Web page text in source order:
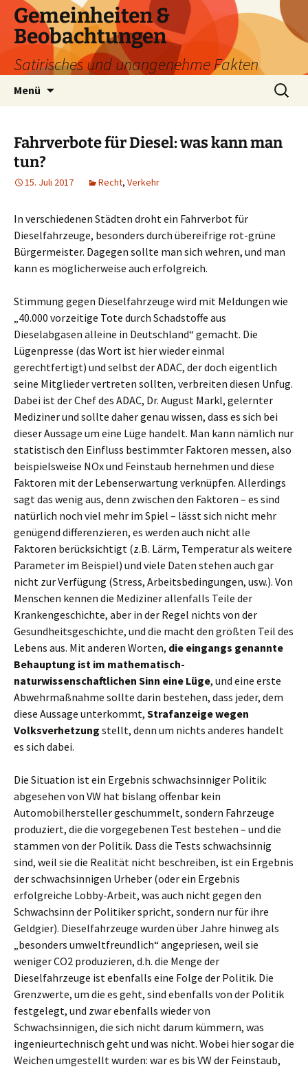
Zum
Inhalt
springen
Gemeinheiten &
Beobachtungen
Satirisches und unangenehme Fakten
Menü
Suchen
nach:
Fahrverbote für Diesel: was kann man
tun?
15. Juli 2017 Recht, Verkehr
In verschiedenen Städten droht ein Fahrverbot für
Dieselfahrzeuge, besonders durch übereifrige rot-grüne
Bürgermeister. Dagegen sollte man sich wehren, und man
kann es möglicherweise auch erfolgreich.
Stimmung gegen Dieselfahrzeuge wird mit Meldungen wie
„40.000 vorzeitige Tote durch Schadstoffe aus
Dieselabgasen alleine in Deutschland“ gemacht. Die
Lügenpresse (das Wort ist hier wieder einmal
gerechtfertigt) und selbst der ADAC, der doch eigentlich
seine Mitglieder vertreten sollten, verbreiten diesen Unfug.
Dabei ist der Chef des ADAC, Dr. August Markl, gelernter
Mediziner und sollte daher genau wissen, dass es sich bei
dieser Aussage um eine Lüge handelt. Man kann nämlich nur
statistisch den Einfluss bestimmter Faktoren messen, also
beispielsweise NOx und Feinstaub hernehmen und diese
Faktoren mit der Lebenserwartung verknüpfen. Allerdings
sagt das wenig aus, denn zwischen den Faktoren – es sind
natürlich noch viel mehr im Spiel – lässt sich nicht mehr
genügend differenzieren, es werden auch nicht alle
Faktoren berücksichtigt (z.B. Lärm, Temperatur als weitere
Parameter im Beispiel) und viele Daten stehen auch gar
nicht zur Verfügung (Stress, Arbeitsbedingungen, usw.). Von
Menschen kennen die Mediziner allenfalls Teile der
Krankengeschichte, aber in der Regel nichts von der
Gesundheitsgeschichte, und die macht den größten Teil des
Lebens aus. Mit anderen Worten, die eingangs genannte
Behauptung ist im mathematisch-
naturwissenschaftlichen Sinn eine Lüge, und eine erste
Abwehrmaßnahme sollte darin bestehen, dass jeder, dem
diese Aussage unterkommt, Strafanzeige wegen
Volksverhetzung stellt, denn um nichts anderes handelt
es sich dabei.
Die Situation ist ein Ergebnis schwachsinniger Politik:
abgesehen von VW hat bislang offenbar kein
Automobilhersteller geschummelt, sondern Fahrzeuge
produziert, die die vorgegebenen Test bestehen – und die
stammen von der Politik. Dass die Tests schwachsinnig
sind, weil sie die Realität nicht beschreiben, ist ein Ergebnis
der schwachsinnigen Urheber (oder ein Ergebnis
erfolgreiche Lobby-Arbeit, was auch nicht gegen den
Schwachsinn der Politiker spricht, sondern nur für ihre
Geldgier). Dieselfahrzeuge wurden über Jahre hinweg als
„besonders umweltfreundlich“ angepriesen, weil sie
weniger CO2 produzieren, d.h. die Menge der
Dieselfahrzeuge ist ebenfalls eine Folge der Politik. Die
Grenzwerte, um die es geht, sind ebenfalls von der Politik
festgelegt, und zwar ebenfalls wieder von
Schwachsinnigen, die sich nicht darum kümmern, was
ingenieurtechnisch geht und was nicht. Wobei hier sogar die
Weichen umgestellt wurden: war es bis VW der Feinstaub,